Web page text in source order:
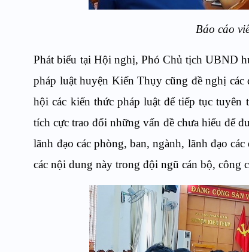
Báo cáo
Phát biểu tại Hội nghị, Phó Chủ tịch UBND
pháp luật huyện Kiến Thụy cũng đề nghị
hội các kiến thức pháp luật để tiếp tục
tích cực trao đổi những vấn đề chưa hiểu để
lãnh đạo các phòng, ban, ngành, lãnh đạo
các nội dung này trong đội ngũ cán bộ, công